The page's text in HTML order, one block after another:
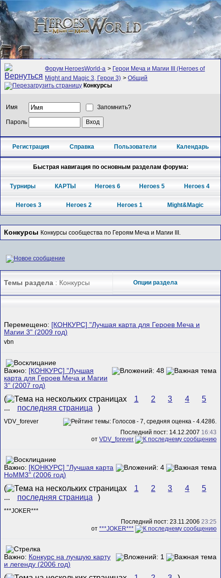
Форум HeroesWorld-а > Герои Меча и Магии III (Heroes of
Might and Magic 3, Герои 3) >Общий
Конкурсы
Имя Запомнить?
Пароль
Регистрация Справка Пользователи Календарь
Быстрая навигация по основным разделам форума:
Турниры КАРТЫ Heroes 6 Heroes 5 Heroes 4
Heroes 3 Heroes 2 Heroes 1 Might&Magic
Конкурсы Конкурсы сообщества по Героям Меча и Магии III.
Темы раздела : Конкурсы Опции раздела
Перемещено: [КОНКУРС] "Лучшая карта для Героев Меча и
Магии 3" (2009 год)
vbn
Важно: [КОНКУРС] "Лучшая
карта для Героев Меча и Магии
3" (2007 год)
( 1 2 3 4
5
...
последняя страница )
VDV_forever
Последний пост: 14.12.2007 16:43
от VDV_forever
Важно: [КОНКУРС] "Лучшая карта
HoMM3" (2006 год)
( 1 2 3 4
5
...
последняя страница )
***JOKER***
Последний пост: 23.11.2006 23:25
от ***JOKER***
Важно: Конкурс на лучшую карту
и легенду (2006 год)